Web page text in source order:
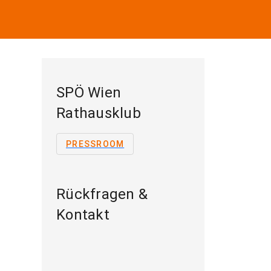
SPÖ Wien
Rathausklub
PRESSROOM
Rückfragen &
Kontakt